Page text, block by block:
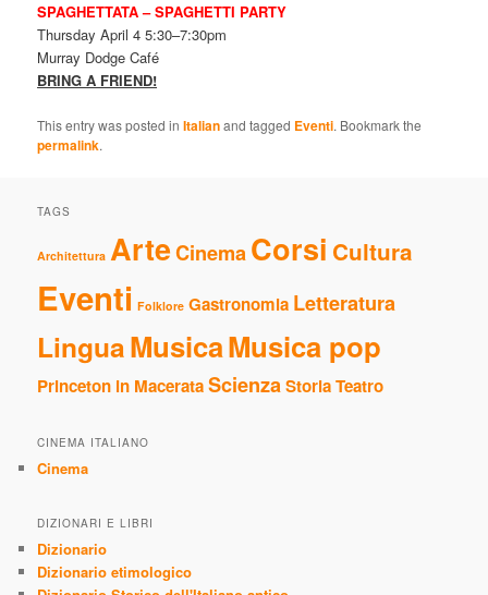
SPAGHETTATA – SPAGHETTI PARTY
Thursday April 4 5:30–7:30pm
Murray Dodge Café
BRING A FRIEND!
This entry was posted inItalianand tagged Eventi. Bookmark the
permalink.
TAGS
Architettura ArteCinemaCorsi Cultura
Eventi Folklore Gastronomia Letteratura
LinguaMusicaMusica pop
Princeton in MacerataScienzaStoriaTeatro
CINEMA ITALIANO
Cinema
DIZIONARI E LIBRI
Dizionario
Dizionario etimologico